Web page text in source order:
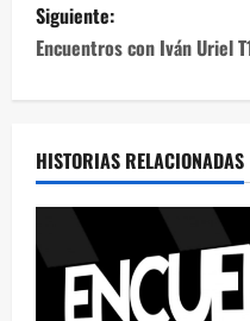
Siguiente:
Encuentros con Iván Uriel
HISTORIAS RELACIONADAS